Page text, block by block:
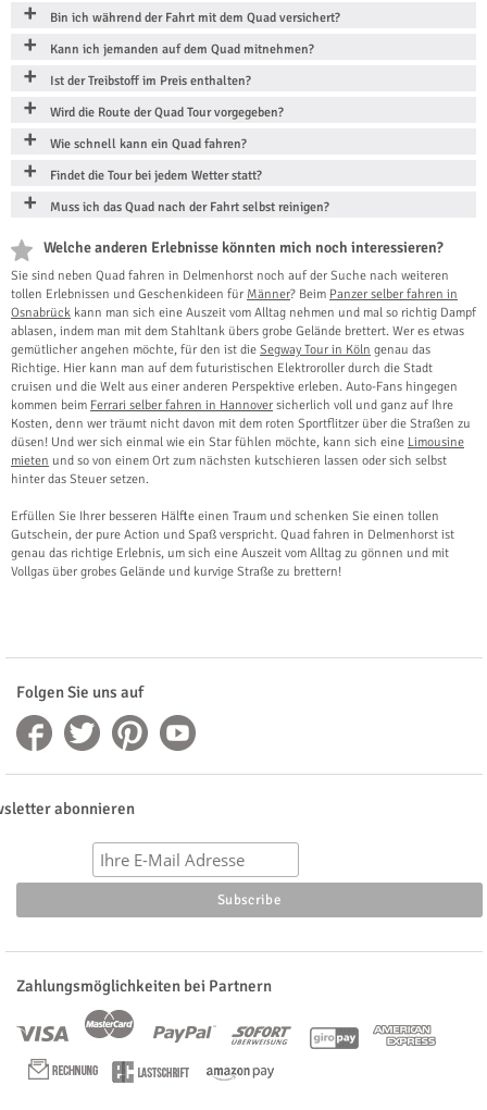
Bin ich während der Fahrt mit dem Quad versichert?
Kann ich jemanden auf dem Quad mitnehmen?
Ist der Treibstoff im Preis enthalten?
Wird die Route der Quad Tour vorgegeben?
Wie schnell kann ein Quad fahren?
Findet die Tour bei jedem Wetter statt?
Muss ich das Quad nach der Fahrt selbst reinigen?
Welche anderen Erlebnisse könnten mich noch interessieren?
Sie sind neben Quad fahren in Delmenhorst noch auf der Suche nach weiteren
tollen Erlebnissen und Geschenkideen für Männer? Beim Panzer selber fahren in
Osnabrück kann man sich eine Auszeit vom Alltag nehmen und mal so richtig Dampf
ablasen, indem man mit dem Stahltank übers grobe Gelände brettert. Wer es etwas
gemütlicher angehen möchte, für den ist die Segway Tour in Köln genau das
Richtige. Hier kann man auf dem futuristischen Elektroroller durch die Stadt
cruisen und die Welt aus einer anderen Perspektive erleben. Auto-Fans hingegen
kommen beim Ferrari selber fahren in Hannover sicherlich voll und ganz auf Ihre
Kosten, denn wer träumt nicht davon mit dem roten Sportflitzer über die Straßen zu
düsen! Und wer sich einmal wie ein Star fühlen möchte, kann sich eine Limousine
mieten und so von einem Ort zum nächsten kutschieren lassen oder sich selbst
hinter das Steuer setzen.
Erfüllen Sie Ihrer besseren Hälfte einen Traum und schenken Sie einen tollen
Gutschein, der pure Action und Spaß verspricht. Quad fahren in Delmenhorst ist
genau das richtige Erlebnis, um sich eine Auszeit vom Alltag zu gönnen und mit
Vollgas über grobes Gelände und kurvige Straße zu brettern!
Folgen Sie uns auf
abonnieren
Zahlungsmöglichkeiten bei Partnern